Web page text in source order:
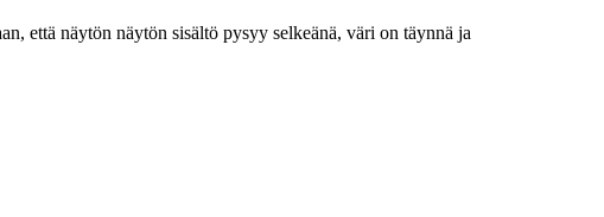
että näytön näytön sisältö pysyy selkeänä, väri on täynnä ja